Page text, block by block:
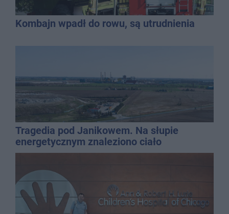
Kombajn wpadł do rowu, są utrudnienia
Tragedia pod Janikowem. Na słupie
energetycznym znaleziono ciało
mężczyzny